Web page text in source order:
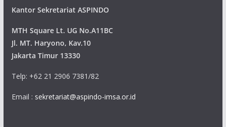
Kantor Sekretariat ASPINDO
MTH Square Lt. UG No.A11BC
Jl. MT. Haryono, Kav.10
Jakarta Timur 13330
Telp: +62 21 2906 7381/82
Email : sekretariat@aspindo-imsa.or.id